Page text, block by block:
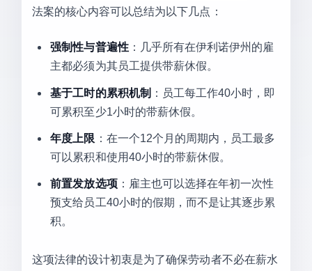
法案的核心内容可以总结为以下几点：
强制性与普遍性：几乎所有在伊利诺伊州的雇
主都必须为其员工提供带薪休假。
基于工时的累积机制 ：员工每工作40小时，即
可累积至少1小时的带薪休假。
年度上限 ：在一个12个月的周期内，员工最多
可以累积和使用40小时的带薪休假。
前置发放选项：雇主也可以选择在年初一次性
预支给员工40小时的假期，而不是让其逐步累
积。
这项法律的设计初衷是为了确保劳动者不必在薪水